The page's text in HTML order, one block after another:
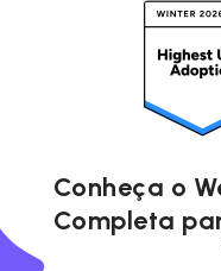
Conheça o
Completa